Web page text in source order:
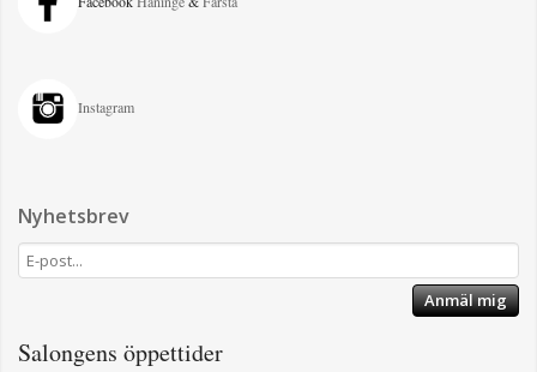
Instagram
Nyhetsbrev
Anmäl mig
Salongens öppettider